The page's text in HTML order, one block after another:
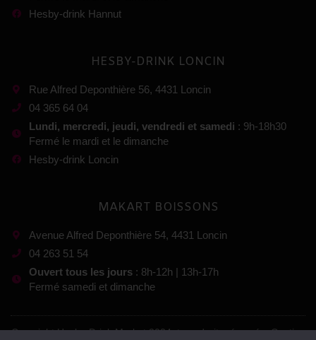
Hesby-drink Hannut
HESBY-DRINK LONCIN
Rue Alfred Deponthière 56, 4431 Loncin
04 365 64 04
Lundi, mercredi, jeudi, vendredi et samedi : 9h-18h30
Fermé le mardi et le dimanche
Hesby-drink Loncin
MAKART BOISSONS
Avenue Alfred Deponthière 54, 4431 Loncin
04 263 51 54
Ouvert tous les jours : 8h-12h | 13h-17h
Fermé samedi et dimanche
Copyright Hesby-Drink Market 2024, tous droits réservés. Gestion